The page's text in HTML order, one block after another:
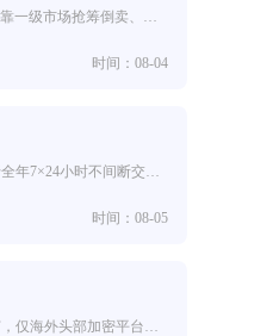
想要靠NFT币稳定获利，主要依靠一级市场抢筹倒卖、二级市场低吸高抛、持有资产赚取被动收益、依托NFT-Fi金融工具盘活资
时间：08-04
炒币的主流现货与永续合约属于全年7×24小时不间断交易，不存在股市、商品期货固定开盘收盘、周末休市和法定节假日停盘的规则
时间：08-05
首先是平台注册与身份核验环节，仅海外头部加密平台开放相关服务，注册需使用境外网络环境，通过邮箱或海外手机号完成账号创建，